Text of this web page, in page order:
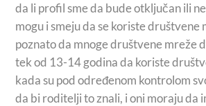
da li profil sme da bude otključan ili
mogu i smeju da se koriste
poznato da mnoge društvene mreže
tek od 13-14 godina da koriste
kada su pod određenom kontrolom
da bi roditelji to znali, i oni moraju da